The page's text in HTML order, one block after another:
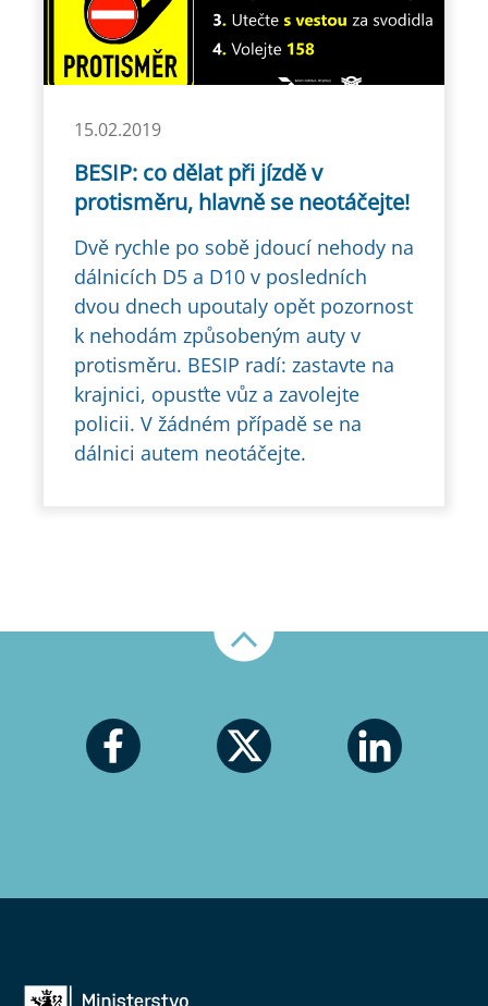
15.02.2019
BESIP: co dělat při jízdě v
protisměru, hlavně se neotáčejte!
Dvě rychle po sobě jdoucí nehody na
dálnicích D5 a D10 v posledních
dvou dnech upoutaly opět pozornost
k nehodám způsobeným auty v
protisměru. BESIP radí: zastavte na
krajnici, opusťte vůz a zavolejte
policii. V žádném případě se na
dálnici autem neotáčejte.